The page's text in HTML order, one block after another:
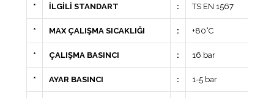
* İLGİLİ STANDART : TS EN 1567
* MAX ÇALIŞMA SICAKLIĞI : +80°C
* ÇALIŞMA BASINCI : 16 bar
* AYAR BASINCI : 1-5 bar